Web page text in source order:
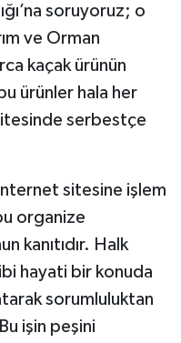
soruyoruz; o
ve Orman
kaçak ürünün
ürünler hala her
serbestçe
sitesine işlem
organize
kanıtıdır. Halk
hayati bir konuda
sorumluluktan
işin peşini